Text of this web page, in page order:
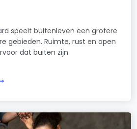
speelt buitenleven een grotere
gebieden. Ruimte, rust en open
dat buiten zijn